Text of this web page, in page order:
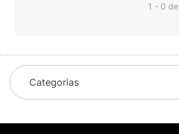
1 - 0de
Categorias